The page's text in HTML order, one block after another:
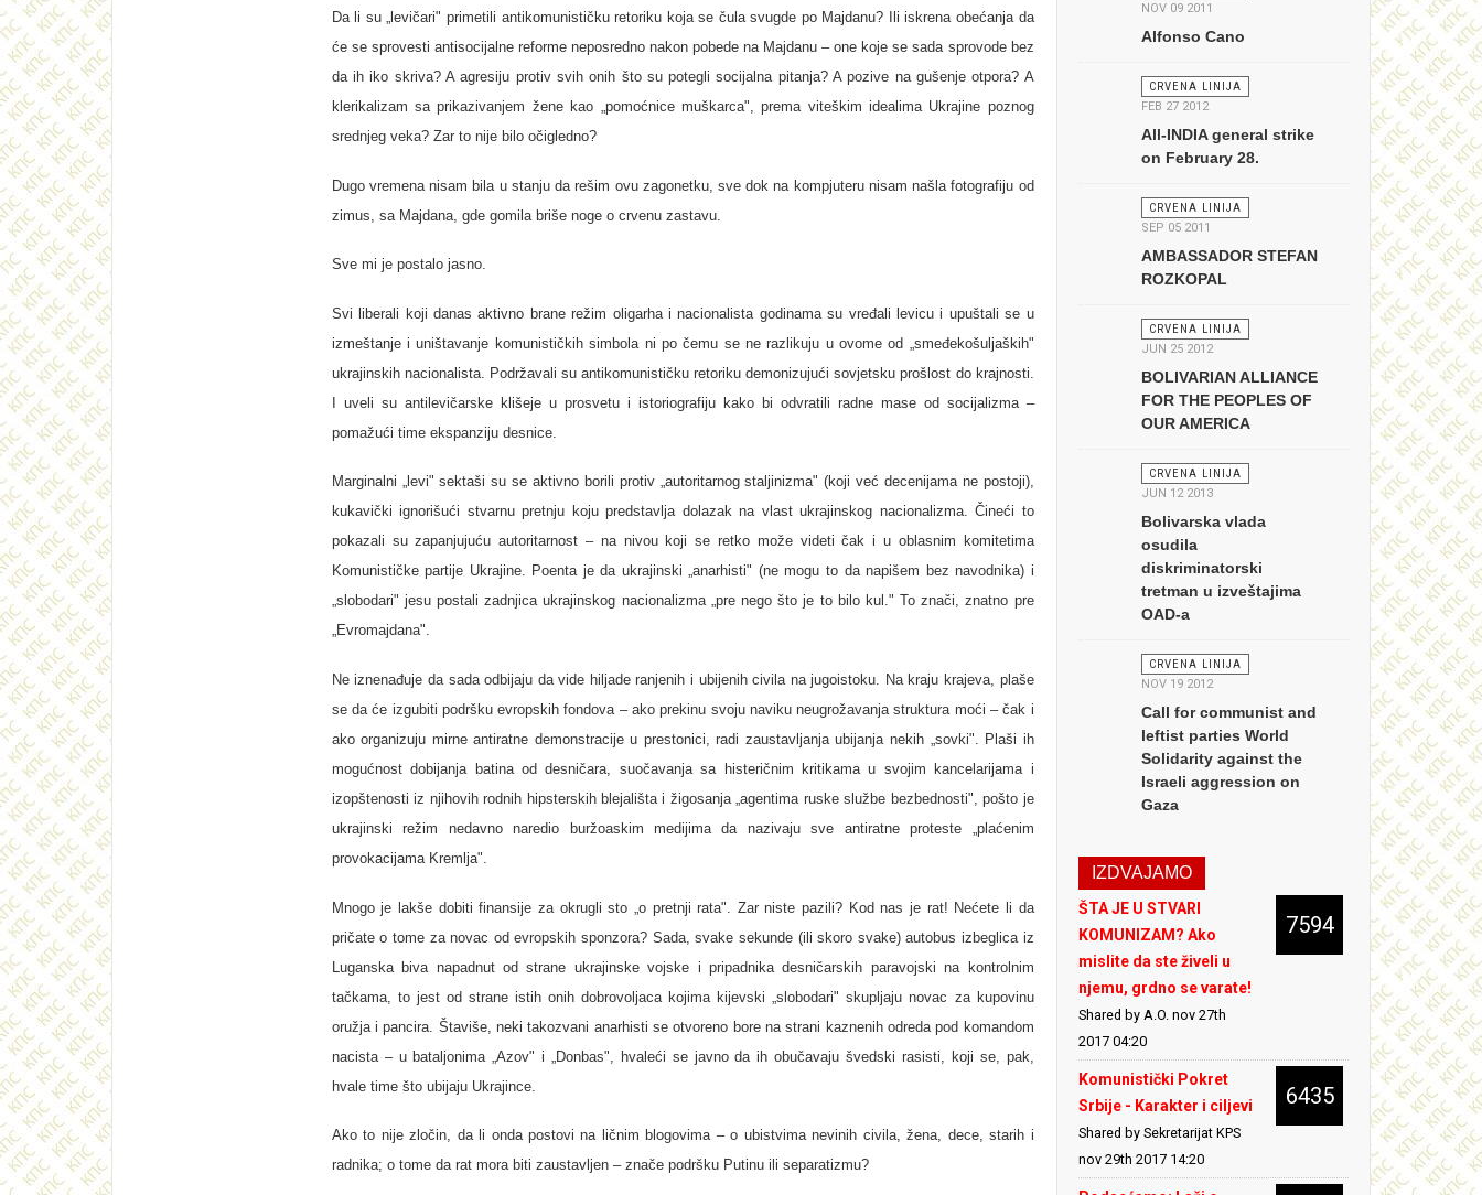
Da li su „levičari" primetili antikomunističku retoriku koja se čula svugde po Majdanu? Ili iskrena obećanja da
će se sprovesti antisocijalne reforme neposredno nakon pobede na Majdanu – one koje se sada sprovode bez
da ih iko skriva? A agresiju protiv svih onih što su potegli socijalna pitanja? A pozive na gušenje otpora? A
klerikalizam sa prikazivanjem žene kao „pomoćnice muškarca", prema viteškim idealima Ukrajine poznog
srednjeg veka? Zar to nije bilo očigledno?
Dugo vremena nisam bila u stanju da rešim ovu zagonetku, sve dok na kompjuteru nisam našla fotografiju od
zimus, sa Majdana, gde gomila briše noge o crvenu zastavu.
Sve mi je postalo jasno.
Svi liberali koji danas aktivno brane režim oligarha i nacionalista godinama su vređali levicu i upuštali se u
izmeštanje i uništavanje komunističkih simbola ni po čemu se ne razlikuju u ovome od „smeđekošulјaških"
ukrajinskih nacionalista. Podržavali su antikomunističku retoriku demonizujući sovjetsku prošlost do krajnosti.
I uveli su antilevičarske klišeje u prosvetu i istoriografiju kako bi odvratili radne mase od socijalizma –
pomažući time ekspanziju desnice.
Marginalni „levi" sektaši su se aktivno borili protiv „autoritarnog stalјinizma" (koji već decenijama ne postoji),
kukavički ignorišući stvarnu pretnju koju predstavlјa dolazak na vlast ukrajinskog nacionalizma. Čineći to
pokazali su zapanjujuću autoritarnost – na nivou koji se retko može videti čak i u oblasnim komitetima
Komunističke partije Ukrajine. Poenta je da ukrajinski „anarhisti" (ne mogu to da napišem bez navodnika) i
„slobodari" jesu postali zadnjica ukrajinskog nacionalizma „pre nego što je to bilo kul." To znači, znatno pre
„Evromajdana".
Ne iznenađuje da sada odbijaju da vide hilјade ranjenih i ubijenih civila na jugoistoku. Na kraju krajeva, plaše
se da će izgubiti podršku evropskih fondova – ako prekinu svoju naviku neugrožavanja struktura moći – čak i
ako organizuju mirne antiratne demonstracije u prestonici, radi zaustavlјanja ubijanja nekih „sovki". Plaši ih
mogućnost dobijanja batina od desničara, suočavanja sa histeričnim kritikama u svojim kancelarijama i
izopštenosti iz njihovih rodnih hipsterskih blejališta i žigosanja „agentima ruske službe bezbednosti", pošto je
ukrajinski režim nedavno naredio buržoaskim medijima da nazivaju sve antiratne proteste „plaćenim
provokacijama Kremlјa".
Mnogo je lakše dobiti finansije za okrugli sto „o pretnji rata". Zar niste pazili? Kod nas je rat! Nećete li da
pričate o tome za novac od evropskih sponzora? Sada, svake sekunde (ili skoro svake) autobus izbeglica iz
Luganska biva napadnut od strane ukrajinske vojske i pripadnika desničarskih paravojski na kontrolnim
tačkama, to jest od strane istih onih dobrovolјaca kojima kijevski „slobodari" skuplјaju novac za kupovinu
oružja i pancira. Štaviše, neki takozvani anarhisti se otvoreno bore na strani kaznenih odreda pod komandom
nacista – u batalјonima „Azov" i „Donbas", hvaleći se javno da ih obučavaju švedski rasisti, koji se, pak,
hvale time što ubijaju Ukrajince.
Ako to nije zločin, da li onda postovi na ličnim blogovima – o ubistvima nevinih civila, žena, dece, starih i
radnika; o tome da rat mora biti zaustavlјen – znače podršku Putinu ili separatizmu?
NOV 09 2011
Alfonso Cano
CRVENA LINIJA
FEB 27 2012
All-INDIA general strike
on February 28.
CRVENA LINIJA
SEP 05 2011
AMBASSADOR STEFAN
ROZKOPAL
CRVENA LINIJA
JUN 25 2012
BOLIVARIAN ALLIANCE
FOR THE PEOPLES OF
OUR AMERICA
CRVENA LINIJA
JUN 12 2013
Bolivarska vlada
osudila
diskriminatorski
tretman u izveštajima
OAD-a
CRVENA LINIJA
NOV 19 2012
Call for communist and
leftist parties World
Solidarity against the
Israeli aggression on
Gaza
IZDVAJAMO
7594
ŠTA JE U STVARI
KOMUNIZAM? Ako
mislite da ste živeli u
njemu, grdno se varate!
Shared by A.O. nov 27th
2017 04:20
6435
Komunistički Pokret
Srbije - Karakter i ciljevi
Shared by Sekretarijat KPS
nov 29th 2017 14:20